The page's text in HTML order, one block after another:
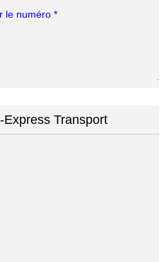
le numéro *
-
Transport